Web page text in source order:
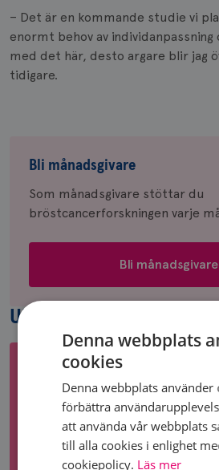
– Det är en kommande studie vi
enormt behov av
med det här, desto argare blir jag
tidigare.
månadsgivare
Bli månadsgivare
Som månadsgivare stöttar du
bröstcancerforskningen varje
Bli
UPPTÄCK MER
Denna webbplats
cookies
Denna webbplats använder
förbättra
att använda vår webbplats
till alla cookies i enlighet
cookiepolicy. Läs mer